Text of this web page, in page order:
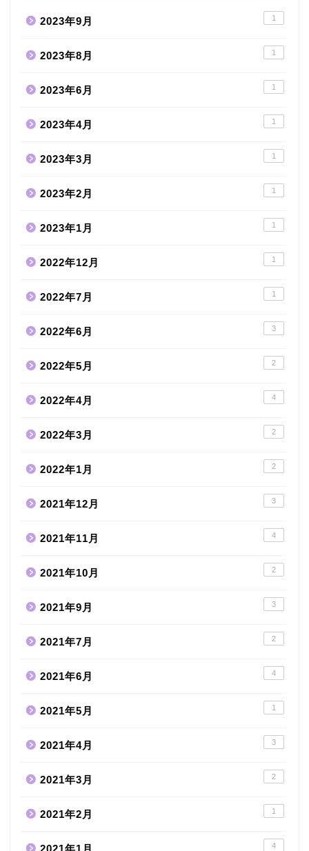
2023年9月 1
2023年8月 1
2023年6月 1
2023年4月 1
2023年3月 1
2023年2月 1
2023年1月 1
2022年12月 1
2022年7月 1
2022年6月 3
2022年5月 2
2022年4月 4
2022年3月 2
2022年1月 2
2021年12月 3
2021年11月 4
2021年10月 2
2021年9月 3
2021年7月 2
2021年6月 4
2021年5月 1
2021年4月 3
2021年3月 2
2021年2月 1
2021年1月 4